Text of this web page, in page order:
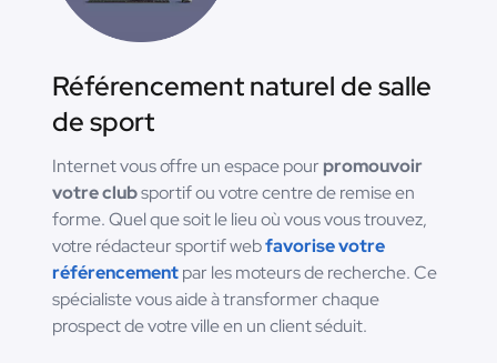
Référencement naturel de salle
de sport
Internet vous offre un espace pourpromouvoir
votre clubsportif ou votre centre de remise en
forme. Quel que soit le lieu où vous vous trouvez,
votre rédacteur sportif webfavorise votre
référencementpar les moteurs de recherche. Ce
spécialiste vous aide à transformer chaque
prospect de votre ville en un client séduit.